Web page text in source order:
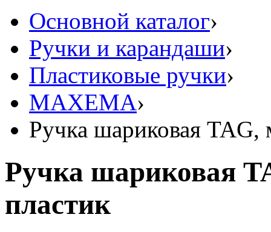
Основной каталог›
Ручки и карандаши›
Пластиковые ручки›
MAXEMA›
Ручка шариковая TAG,
Ручка шариковая
пластик